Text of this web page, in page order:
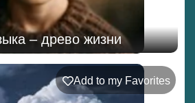
– древо жизни
Add to my Favorites